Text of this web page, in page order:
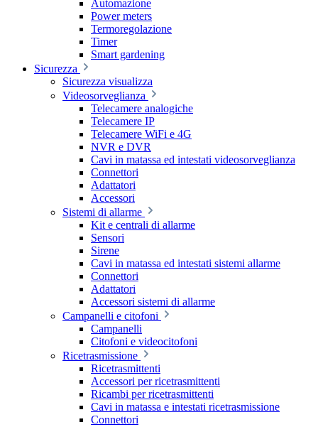
Automazione
Power meters
Termoregolazione
Timer
Smart gardening
Sicurezza
Sicurezza visualizza
Videosorveglianza
Telecamere analogiche
Telecamere IP
Telecamere WiFi e 4G
NVR e DVR
Cavi in matassa ed intestati videosorveglianza
Connettori
Adattatori
Accessori
Sistemi di allarme
Kit e centrali di allarme
Sensori
Sirene
Cavi in matassa ed intestati sistemi allarme
Connettori
Adattatori
Accessori sistemi di allarme
Campanelli e citofoni
Campanelli
Citofoni e videocitofoni
Ricetrasmissione
Ricetrasmittenti
Accessori per ricetrasmittenti
Ricambi per ricetrasmittenti
Cavi in matassa e intestati ricetrasmissione
Connettori